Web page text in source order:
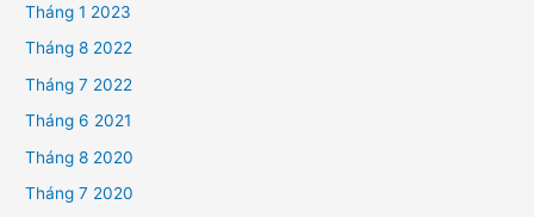
Tháng 1 2023
Tháng 8 2022
Tháng 7 2022
Tháng 6 2021
Tháng 8 2020
Tháng 7 2020